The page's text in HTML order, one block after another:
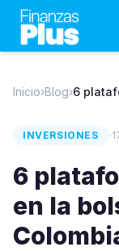
Inicio›Blog›6
INVERSIONES ·
6
en la